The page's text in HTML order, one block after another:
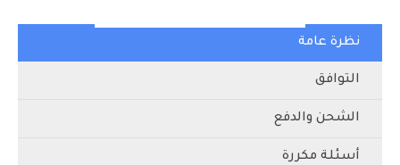
نظرة عامة
التوافق
الشحن والدفع
أسئلة مكررة